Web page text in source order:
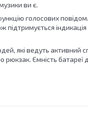
ви є.
голосових
які ведуть активний
Ємність батареї